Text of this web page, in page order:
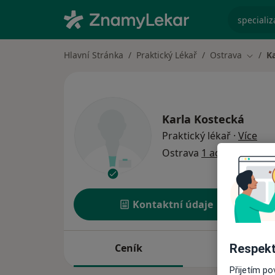
Hlavní Stránka Praktický Lékař Ostrava
Karla Kostecká
Praktický lékař · Víceo
Ostrava 1 adresa
Kontaktní údaje
Ceník Adresy
Přijetím